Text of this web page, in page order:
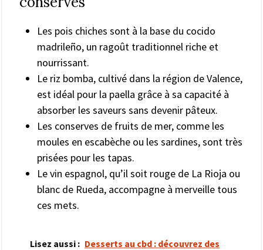
Les pois chiches sont à la base du cocido
madrileño, un ragoût traditionnel riche et
nourrissant.
Le riz bomba, cultivé dans la région de Valence,
est idéal pour la paella grâce à sa capacité à
absorber les saveurs sans devenir pâteux.
Les conserves de fruits de mer, comme les
moules en escabèche ou les sardines, sont très
prisées pour les tapas.
Le vin espagnol, qu’il soit rouge de La Rioja ou
blanc de Rueda, accompagne à merveille tous
ces mets.
Lisez aussi : Desserts au cbd : découvrez des